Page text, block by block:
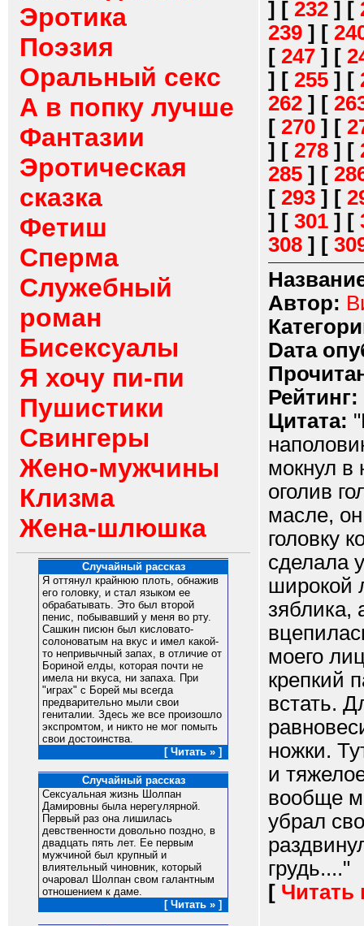
Эротика
Поэзия
Оральный секс
А в попку лучше
Фантазии
Эротическая
сказка
Фетиш
Сперма
Служебный
роман
Бисексуалы
Я хочу пи-пи
Пушистики
Свингеры
Жено-мужчины
Клизма
Жена-шлюшка
Случайный рассказ
Я оттянул крайнюю плоть, обнажив
его головку, и стал языком ее
обрабатывать. Это был второй
пенис, побывавший у меня во рту.
Сашкин писюн был кисловато-
солоноватым на вкус и имел какой-
то непривычный запах, в отличие от
Бориной елды, которая почти не
имела ни вкуса, ни запаха. При
"играх" с Борей мы всегда
предварительно мыли свои
гениталии. Здесь же все произошло
экспромтом, и никто не мог помыть
свои достоинства.
[ Читать » ]
Случайный рассказ
Сексуальная жизнь Шолпан
Дамировны была нерегулярной.
Первый раз она лишилась
девственности довольно поздно, в
двадцать пять лет. Ее первым
мужчиной был крупный и
влиятельный чиновник, который
очаровал Шолпан свом галантным
отношением к даме.
[ Читать » ]
] [ 232 ] [
239 ] [
[ 247 ] [
] [ 255 ] [
262 ] [
[ 270 ] [
] [ 278 ] [
285 ] [
[ 293 ] [
] [ 301 ] [
308 ] [
Автор:
Dата
Рейтинг:
Цитата:
мокнул в
оголив
масле,
головку
сделала
широкой
зяблика,
моего
крепкий
встать.
ножки.
и
вообще
убрал
грудь...."
[ Читать